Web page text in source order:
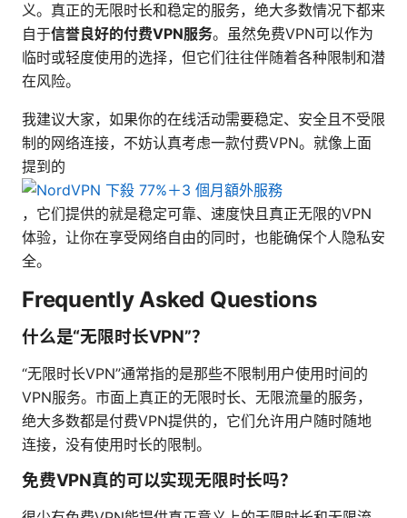
义。真正的无限时长和稳定的服务，绝大多数情况下都来
自于信誉良好的付费VPN服务。虽然免费VPN可以作为
临时或轻度使用的选择，但它们往往伴随着各种限制和潜
在风险。
我建议大家，如果你的在线活动需要稳定、安全且不受限
制的网络连接，不妨认真考虑一款付费VPN。就像上面
提到的
，它们提供的就是稳定可靠、速度快且真正无限的VPN
体验，让你在享受网络自由的同时，也能确保个人隐私安
全。
Frequently Asked Questions
什么是“无限时长VPN”？
“无限时长VPN”通常指的是那些不限制用户使用时间的
VPN服务。市面上真正的无限时长、无限流量的服务，
绝大多数都是付费VPN提供的，它们允许用户随时随地
连接，没有使用时长的限制。
免费VPN真的可以实现无限时长吗？